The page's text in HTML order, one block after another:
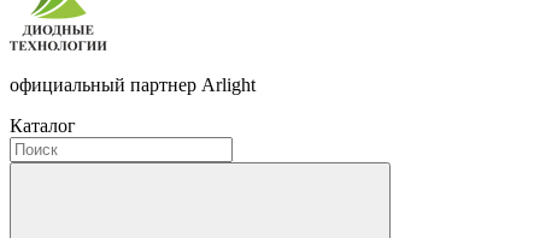
официальный партнер Arlight
Каталог